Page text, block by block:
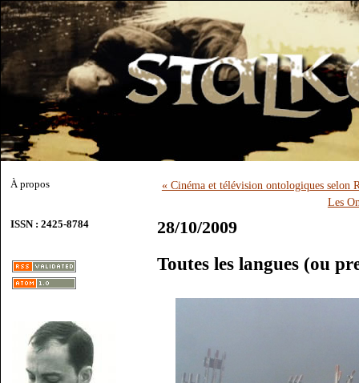
À propos
ISSN : 2425-8784
« Cinéma et télévision ontologiques selon
Les
28/10/2009
Toutes les langues (ou